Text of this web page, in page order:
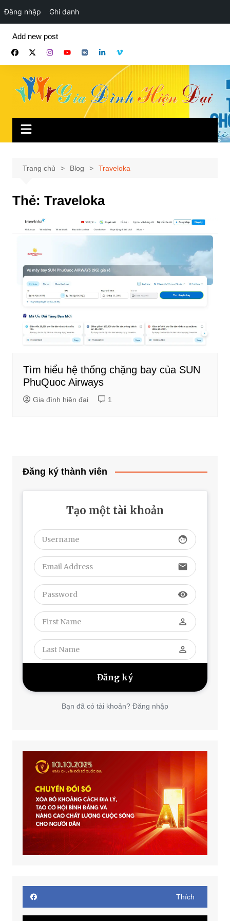
Đăng nhập Ghi danh
phần
Add new post
Trang chủ Blog Traveloka
Thẻ: Traveloka
Tìm hiểu hệ thống chặng bay của SUN
PhuQuoc Airways
Gia đình hiện đại 1
Đăng ký thành viên
Tạo một tài khoản
face
email
visibility
perm_identity
perm_identity
Bạn đã có tài khoản? Đăng nhập
Thích